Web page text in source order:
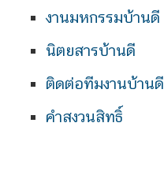
งานมหกรรมบ้านดี
นิตยสารบ้านดี
ติดต่อทีมงานบ้านดี
คำสงวนสิทธิ์